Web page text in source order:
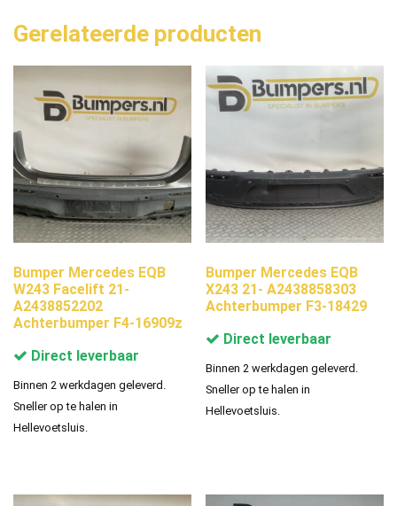
Gerelateerde producten
Bumper Mercedes EQB
W243 Facelift 21-
A2438852202
Achterbumper F4-16909z
Direct leverbaar
Binnen 2 werkdagen geleverd.
Sneller op te halen in
Hellevoetsluis.
Bumper Mercedes EQB
X243 21- A2438858303
Achterbumper F3-18429
Direct leverbaar
Binnen 2 werkdagen geleverd.
Sneller op te halen in
Hellevoetsluis.